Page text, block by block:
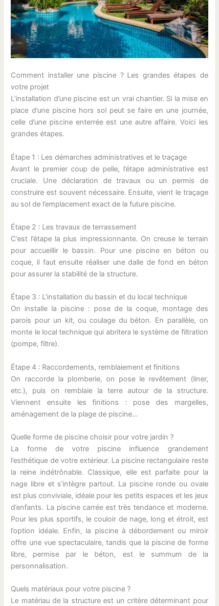
Comment installer une piscine ? Les grandes étapes de
votre projet
L’installation d’une piscine est un vrai chantier. Si la mise en
place d’une piscine hors sol peut se faire en une journée,
celle d’une piscine enterrée est une autre affaire. Voici les
grandes étapes.
Étape 1 : Les démarches administratives et le traçage
Avant le premier coup de pelle, l’étape administrative est
cruciale. Une déclaration de travaux ou un permis de
construire est souvent nécessaire. Ensuite, vient le traçage
au sol de l’emplacement exact de la future piscine.
Étape 2 : Les travaux de terrassement
C’est l’étape la plus impressionnante. On creuse le terrain
pour accueillir le bassin. Pour une piscine en béton ou
coque, il faut ensuite réaliser une dalle de fond en béton
pour assurer la stabilité de la structure.
Étape 3 : L’installation du bassin et du local technique
On installe la piscine : pose de la coque, montage des
parois pour un kit, ou coulage du béton. En parallèle, on
monte le local technique qui abritera le système de filtration
(pompe, filtre).
Étape 4 : Raccordements, remblaiement et finitions
On raccorde la plomberie, on pose le revêtement (liner,
etc.), puis on remblaie la terre autour de la structure.
Viennent ensuite les finitions : pose des margelles,
aménagement de la plage de piscine…
Quelle forme de piscine choisir pour votre jardin ?
La forme de votre piscine influence grandement
l’esthétique de votre extérieur. La piscine rectangulaire reste
la reine indétrônable. Classique, elle est parfaite pour la
nage libre et s’intègre partout. La piscine ronde ou ovale
est plus conviviale, idéale pour les petits espaces et les jeux
d’enfants. La piscine carrée est très tendance et moderne.
Pour les plus sportifs, le couloir de nage, long et étroit, est
l’option idéale. Enfin, la piscine à débordement ou miroir
offre une vue spectaculaire, tandis que la piscine de forme
libre, permise par le béton, est le summum de la
personnalisation.
Quels matériaux pour votre piscine ?
Le matériau de la structure est un critère déterminant pour